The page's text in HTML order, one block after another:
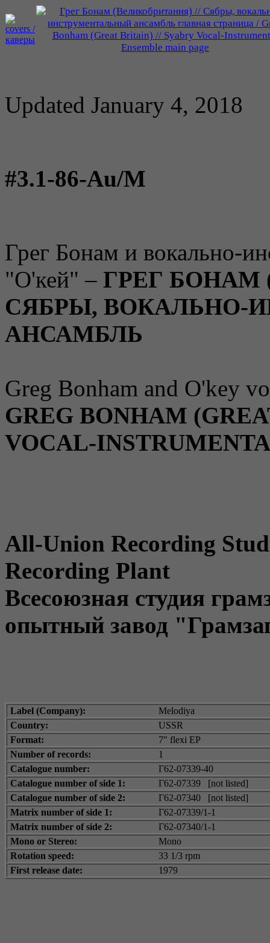
Updated January 4, 2018
#3.1-86-Au/M
Грег Бонам и вокально-
"О'кей" – ГРЕГ БОНАМ
СЯБРЫ, ВОКАЛЬНО-
АНСАМБЛЬ
Greg Bonham and O'key
GREG BONHAM
VOCAL-
All-Union Recording
Recording Plant
Всесоюзная студия
опытный завод
Label (Company):
Melodiya
Country:
USSR
Format:
7" flexi EP
Number of records:
1
Catalogue number:
Г62-07339-40
Catalogue number of side 1:
Г62-07339 [not listed]
Catalogue number of side 2:
Г62-07340 [not listed]
Matrix number of side 1:
Г62-07339/1-1
Matrix number of side 2:
Г62-07340/1-1
Mono or Stereo:
Mono
Rotation speed:
33 1/3 rpm
First release date:
1979